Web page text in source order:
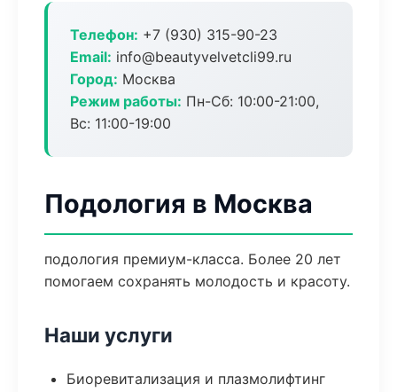
Телефон: +7 (930) 315-90-23
Email: info@beautyvelvetcli99.ru
Город: Москва
Режим работы: Пн-Сб: 10:00-21:00,
Вс: 11:00-19:00
Подология в Москва
подология премиум-класса. Более 20 лет
помогаем сохранять молодость и красоту.
Наши услуги
Биоревитализация и плазмолифтинг